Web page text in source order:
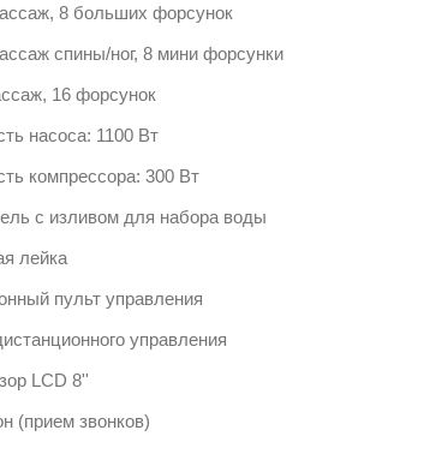
8 больших форсунок
спины/ног, 8 мини форсунки
16 форсунок
насоса: 1100 Вт
компрессора: 300 Вт
с изливом для набора воды
лейка
пульт управления
управления
LCD 8''
(прием звонков)